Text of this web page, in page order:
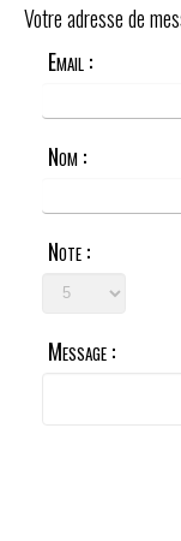
Votre adresse de
Email :
Nom :
Note :
Message :